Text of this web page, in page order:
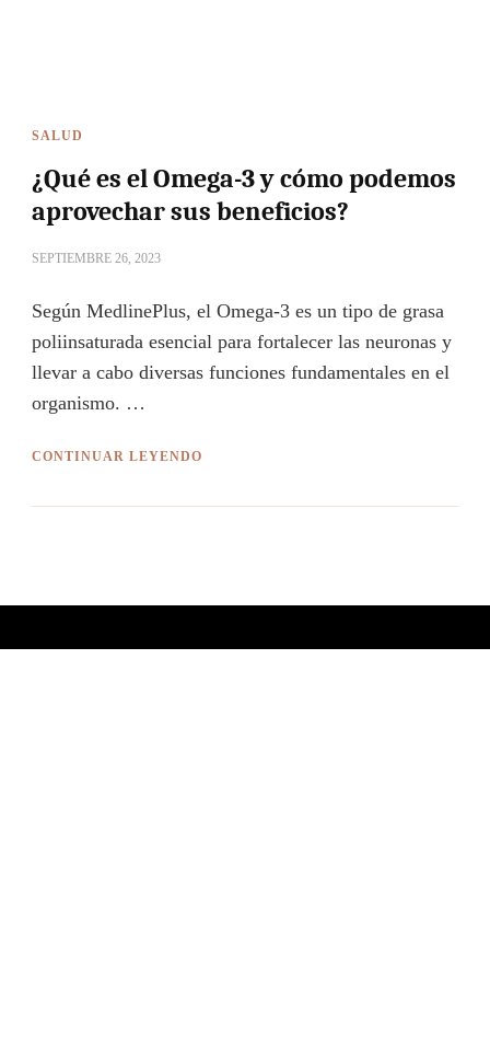
SALUD
¿Qué es el Omega-3 y cómo podemos
aprovechar sus beneficios?
SEPTIEMBRE 26, 2023
Según MedlinePlus, el Omega-3 es un tipo de grasa
poliinsaturada esencial para fortalecer las neuronas y
llevar a cabo diversas funciones fundamentales en el
organismo. …
CONTINUAR LEYENDO